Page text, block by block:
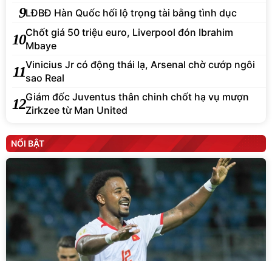
9LĐBĐ Hàn Quốc hối lộ trọng tài bằng tình dục
10Chốt giá 50 triệu euro, Liverpool đón Ibrahim
Mbaye
11Vinicius Jr có động thái lạ, Arsenal chờ cướp ngôi
sao Real
12Giám đốc Juventus thân chinh chốt hạ vụ mượn
Zirkzee từ Man United
NỔI BẬT